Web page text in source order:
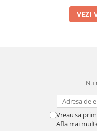
VEZI
Nu
Vreau sa
Afla mai